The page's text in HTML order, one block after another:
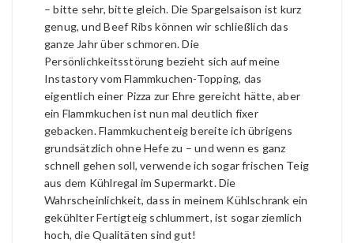
– bitte sehr, bitte gleich. Die Spargelsaison ist kurz
genug, und Beef Ribs können wir schließlich das
ganze Jahr über schmoren. Die
Persönlichkeitsstörung bezieht sich auf meine
Instastory vom Flammkuchen-Topping, das
eigentlich einer Pizza zur Ehre gereicht hätte, aber
ein Flammkuchen ist nun mal deutlich fixer
gebacken. Flammkuchenteig bereite ich übrigens
grundsätzlich ohne Hefe zu – und wenn es ganz
schnell gehen soll, verwende ich sogar frischen Teig
aus dem Kühlregal im Supermarkt. Die
Wahrscheinlichkeit, dass in meinem Kühlschrank ein
gekühlter Fertigteig schlummert, ist sogar ziemlich
hoch, die Qualitäten sind gut!